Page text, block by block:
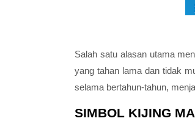
Salah satu alasan utama
yang tahan lama dan tidak
selama bertahun-tahun,
SIMBOL KIJING